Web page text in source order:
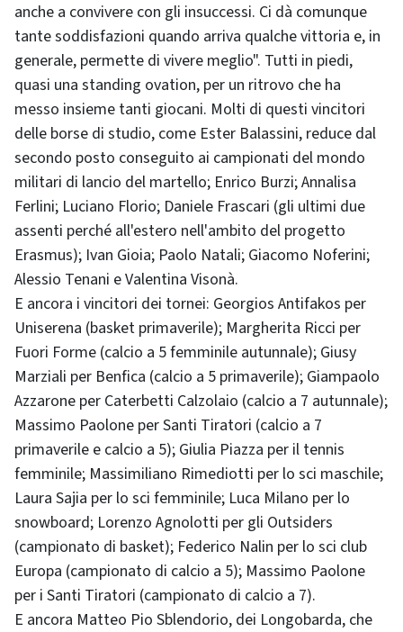
anche a convivere con gli insuccessi. Ci dà comunque
tante soddisfazioni quando arriva qualche vittoria e, in
generale, permette di vivere meglio". Tutti in piedi,
quasi una standing ovation, per un ritrovo che ha
messo insieme tanti giocani. Molti di questi vincitori
delle borse di studio, come Ester Balassini, reduce dal
secondo posto conseguito ai campionati del mondo
militari di lancio del martello; Enrico Burzi; Annalisa
Ferlini; Luciano Florio; Daniele Frascari (gli ultimi due
assenti perché all'estero nell'ambito del progetto
Erasmus); Ivan Gioia; Paolo Natali; Giacomo Noferini;
Alessio Tenani e Valentina Visonà.
E ancora i vincitori dei tornei: Georgios Antifakos per
Uniserena (basket primaverile); Margherita Ricci per
Fuori Forme (calcio a 5 femminile autunnale); Giusy
Marziali per Benfica (calcio a 5 primaverile); Giampaolo
Azzarone per Caterbetti Calzolaio (calcio a 7 autunnale);
Massimo Paolone per Santi Tiratori (calcio a 7
primaverile e calcio a 5); Giulia Piazza per il tennis
femminile; Massimiliano Rimediotti per lo sci maschile;
Laura Sajia per lo sci femminile; Luca Milano per lo
snowboard; Lorenzo Agnolotti per gli Outsiders
(campionato di basket); Federico Nalin per lo sci club
Europa (campionato di calcio a 5); Massimo Paolone
per i Santi Tiratori (campionato di calcio a 7).
E ancora Matteo Pio Sblendorio, dei Longobarda, che